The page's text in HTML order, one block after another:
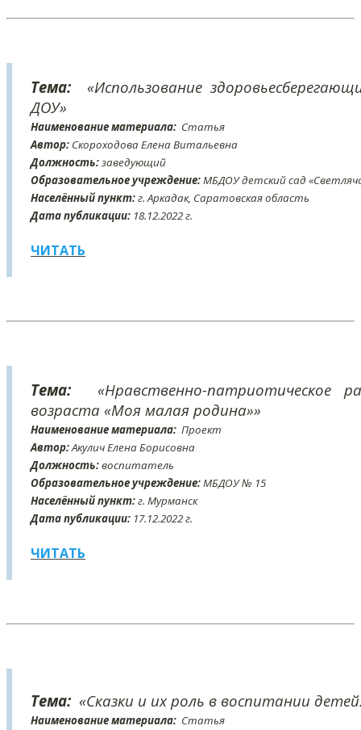
Тема:
«Использование
ДОУ»
Наименование материала: Статья
Автор: Скороходова Елена Витальевна
Должность:заведующий
Образовательное учреждение:МБДОУ детский сад
Населённый пункт:г. Аркадак, Саратовская область
Дата публикации: 18.12.2022 г.
ЧИТАТЬ
Тема:
«Нравственно-патриотическое
возраста «Моя малая родина»»
Наименование материала: Проект
Автор:Акулич Елена Борисовна
Должность:воспитатель
Образовательное учреждение:МБДОУ № 15
Населённый пункт:г. Мурманск
Дата публикации: 17.12.2022 г.
ЧИТАТЬ
Тема: «Сказки и их роль в воспитании
Наименование материала: Статья